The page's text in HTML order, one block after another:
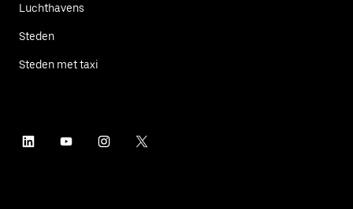
Luchthavens
Steden
Steden met taxi